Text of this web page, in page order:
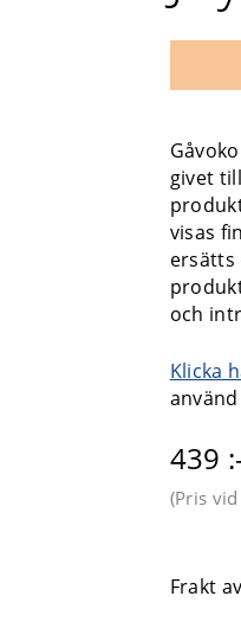
givet
visas
ersätts
och
Klicka
439
(Pris vid
Frakt